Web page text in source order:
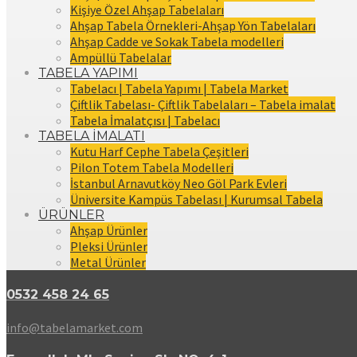
Kişiye Özel Ahşap Tabelaları
Ahşap Tabela Örnekleri-Ahşap Yön Tabelaları
Ahşap Cadde ve Sokak Tabela modelleri
Ampüllü Tabelalar
TABELA YAPIMI
Tabelacı | Tabela Yapımı | Tabela Market
Çiftlik Tabelası- Çiftlik Tabelaları – Tabela imalat
Tabela İmalatçısı | Tabelacı
TABELA İMALATI
Kutu Harf Cephe Tabela Çeşitleri
Pilon Totem Tabela Modelleri
İstanbul Arnavutköy Neo Göl Park Evleri
Üniversite Kampüs Tabelası | Kurumsal Tabela
ÜRÜNLER
Ahşap Ürünler
Pleksi Ürünler
Metal Ürünler
0532 458 24 65
info@tabelamarket.com